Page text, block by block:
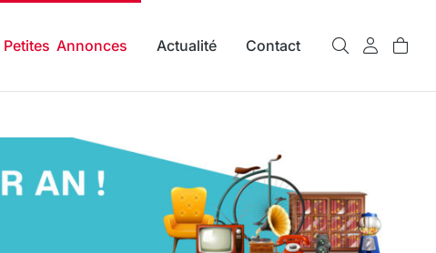
Petites Annonces Actualité Contact